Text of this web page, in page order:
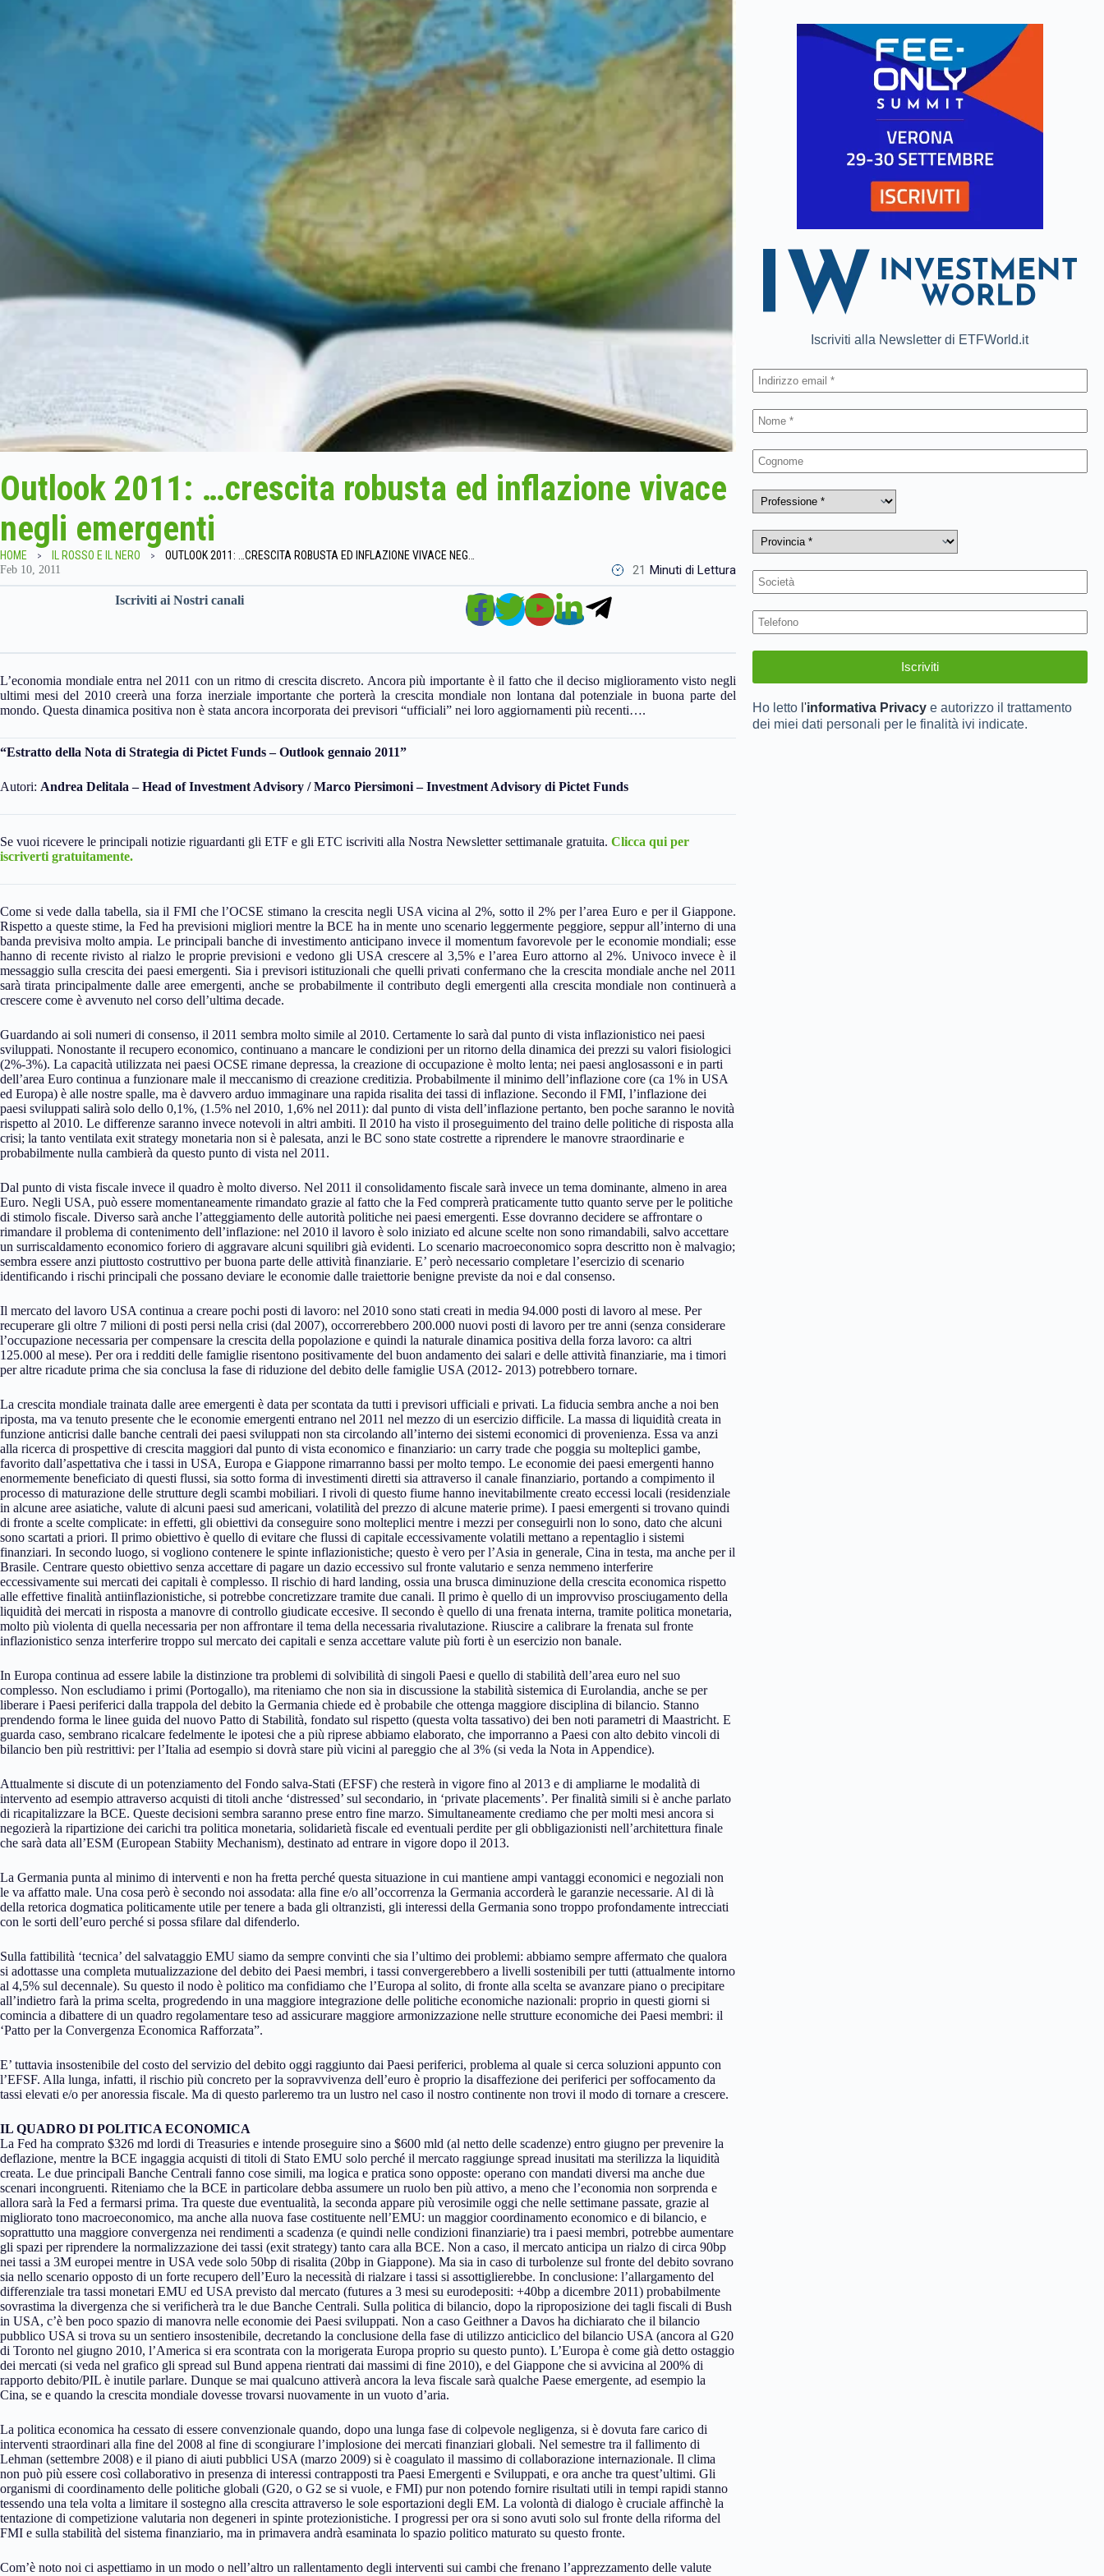
Outlook 2011: …crescita robusta ed inflazione vivace
negli emergenti
HOME IL ROSSO E IL NERO
Feb 10, 2011 21 Minuti di Lettura
Iscriviti ai Nostri canali
L’economia mondiale entra nel 2011 con un ritmo di crescita discreto. Ancora più importante è il fatto che il deciso miglioramento visto negli
ultimi mesi del 2010 creerà una forza inerziale importante che porterà la crescita mondiale non lontana dal potenziale in buona parte del
mondo. Questa dinamica positiva non è stata ancora incorporata dei previsori “ufficiali” nei loro aggiornamenti più recenti….
“Estratto della Nota di Strategia di Pictet Funds –Outlook gennaio 2011”
Autori: Andrea Delitala – Head of Investment Advisory / Marco Piersimoni – Investment Advisory di Pictet Funds
Se vuoi ricevere le principali notizie riguardanti gli ETF e gli ETC iscriviti alla Nostra Newsletter settimanale gratuita. Clicca qui per
iscriverti gratuitamente.
Come si vede dalla tabella, sia il FMI che l’OCSE stimano la crescita negli USA vicina al 2%, sotto il 2% per l’area Euro e per il Giappone.
Rispetto a queste stime, la Fed ha previsioni migliori mentre la BCE ha in mente uno scenario leggermente peggiore, seppur all’interno di una
banda previsiva molto ampia. Le principali banche di investimento anticipano invece il momentum favorevole per le economie mondiali; esse
hanno di recente rivisto al rialzo le proprie previsioni e vedono gli USA crescere al 3,5% e l’area Euro attorno al 2%. Univoco invece è il
messaggio sulla crescita dei paesi emergenti. Sia i previsori istituzionali che quelli privati confermano che la crescita mondiale anche nel 2011
sarà tirata principalmente dalle aree emergenti, anche se probabilmente il contributo degli emergenti alla crescita mondiale non continuerà a
crescere come è avvenuto nel corso dell’ultima decade.
Guardando ai soli numeri di consenso, il 2011 sembra molto simile al 2010. Certamente lo sarà dal punto di vista inflazionistico nei paesi
sviluppati. Nonostante il recupero economico, continuano a mancare le condizioni per un ritorno della dinamica dei prezzi su valori fisiologici
(2%-3%). La capacità utilizzata nei paesi OCSE rimane depressa, la creazione di occupazione è molto lenta; nei paesi anglosassoni e in parti
dell’area Euro continua a funzionare male il meccanismo di creazione creditizia. Probabilmente il minimo dell’inflazione core (ca 1% in USA
ed Europa) è alle nostre spalle, ma è davvero arduo immaginare una rapida risalita dei tassi di inflazione. Secondo il FMI, l’inflazione dei
paesi sviluppati salirà solo dello 0,1%, (1.5% nel 2010, 1,6% nel 2011): dal punto di vista dell’inflazione pertanto, ben poche saranno le novità
rispetto al 2010. Le differenze saranno invece notevoli in altri ambiti. Il 2010 ha visto il proseguimento del traino delle politiche di risposta alla
crisi; la tanto ventilata exit strategy monetaria non si è palesata, anzi le BC sono state costrette a riprendere le manovre straordinarie e
probabilmente nulla cambierà da questo punto di vista nel 2011.
Dal punto di vista fiscale invece il quadro è molto diverso. Nel 2011 il consolidamento fiscale sarà invece un tema dominante, almeno in area
Euro. Negli USA, può essere momentaneamente rimandato grazie al fatto che la Fed comprerà praticamente tutto quanto serve per le politiche
di stimolo fiscale. Diverso sarà anche l’atteggiamento delle autorità politiche nei paesi emergenti. Esse dovranno decidere se affrontare o
rimandare il problema di contenimento dell’inflazione: nel 2010 il lavoro è solo iniziato ed alcune scelte non sono rimandabili, salvo accettare
un surriscaldamento economico foriero di aggravare alcuni squilibri già evidenti. Lo scenario macroeconomico sopra descritto non è malvagio;
sembra essere anzi piuttosto costruttivo per buona parte delle attività finanziarie. E’ però necessario completare l’esercizio di scenario
identificando i rischi principali che possano deviare le economie dalle traiettorie benigne previste da noi e dal consenso.
Il mercato del lavoro USA continua a creare pochi posti di lavoro: nel 2010 sono stati creati in media 94.000 posti di lavoro al mese. Per
recuperare gli oltre 7 milioni di posti persi nella crisi (dal 2007), occorrerebbero 200.000 nuovi posti di lavoro per tre anni (senza considerare
l’occupazione necessaria per compensare la crescita della popolazione e quindi la naturale dinamica positiva della forza lavoro: ca altri
125.000 al mese). Per ora i redditi delle famiglie risentono positivamente del buon andamento dei salari e delle attività finanziarie, ma i timori
per altre ricadute prima che sia conclusa la fase di riduzione del debito delle famiglie USA (2012- 2013) potrebbero tornare.
La crescita mondiale trainata dalle aree emergenti è data per scontata da tutti i previsori ufficiali e privati. La fiducia sembra anche a noi ben
riposta, ma va tenuto presente che le economie emergenti entrano nel 2011 nel mezzo di un esercizio difficile. La massa di liquidità creata in
funzione anticrisi dalle banche centrali dei paesi sviluppati non sta circolando all’interno dei sistemi economici di provenienza. Essa va anzi
alla ricerca di prospettive di crescita maggiori dal punto di vista economico e finanziario: un carry trade che poggia su molteplici gambe,
favorito dall’aspettativa che i tassi in USA, Europa e Giappone rimarranno bassi per molto tempo. Le economie dei paesi emergenti hanno
enormemente beneficiato di questi flussi, sia sotto forma di investimenti diretti sia attraverso il canale finanziario, portando a compimento il
processo di maturazione delle strutture degli scambi mobiliari. I rivoli di questo fiume hanno inevitabilmente creato eccessi locali (residenziale
in alcune aree asiatiche, valute di alcuni paesi sud americani, volatilità del prezzo di alcune materie prime). I paesi emergenti si trovano quindi
di fronte a scelte complicate: in effetti, gli obiettivi da conseguire sono molteplici mentre i mezzi per conseguirli non lo sono, dato che alcuni
sono scartati a priori. Il primo obiettivo è quello di evitare che flussi di capitale eccessivamente volatili mettano a repentaglio i sistemi
finanziari. In secondo luogo, si vogliono contenere le spinte inflazionistiche; questo è vero per l’Asia in generale, Cina in testa, ma anche per il
Brasile. Centrare questo obiettivo senza accettare di pagare un dazio eccessivo sul fronte valutario e senza nemmeno interferire
eccessivamente sui mercati dei capitali è complesso. Il rischio di hard landing, ossia una brusca diminuzione della crescita economica rispetto
alle effettive finalità antiinflazionistiche, si potrebbe concretizzare tramite due canali. Il primo è quello di un improvviso prosciugamento della
liquidità dei mercati in risposta a manovre di controllo giudicate eccesive. Il secondo è quello di una frenata interna, tramite politica monetaria,
molto più violenta di quella necessaria per non affrontare il tema della necessaria rivalutazione. Riuscire a calibrare la frenata sul fronte
inflazionistico senza interferire troppo sul mercato dei capitali e senza accettare valute più forti è un esercizio non banale.
In Europa continua ad essere labile la distinzione tra problemi di solvibilità di singoli Paesi e quello di stabilità dell’area euro nel suo
complesso. Non escludiamo i primi (Portogallo), ma riteniamo che non sia in discussione la stabilità sistemica di Eurolandia, anche se per
liberare i Paesi periferici dalla trappola del debito la Germania chiede ed è probabile che ottenga maggiore disciplina di bilancio. Stanno
prendendo forma le linee guida del nuovo Patto di Stabilità, fondato sul rispetto (questa volta tassativo) dei ben noti parametri di Maastricht. E
guarda caso, sembrano ricalcare fedelmente le ipotesi che a più riprese abbiamo elaborato, che imporranno a Paesi con alto debito vincoli di
bilancio ben più restrittivi: per l’Italia ad esempio si dovrà stare più vicini al pareggio che al 3% (si veda la Nota in Appendice).
Attualmente si discute di un potenziamento del Fondo salva-Stati (EFSF) che resterà in vigore fino al 2013 e di ampliarne le modalità di
intervento ad esempio attraverso acquisti di titoli anche ‘distressed’ sul secondario, in ‘private placements’. Per finalità simili si è anche parlato
di ricapitalizzare la BCE. Queste decisioni sembra saranno prese entro fine marzo. Simultaneamente crediamo che per molti mesi ancora si
negozierà la ripartizione dei carichi tra politica monetaria, solidarietà fiscale ed eventuali perdite per gli obbligazionisti nell’architettura finale
che sarà data all’ESM (European Stabiity Mechanism), destinato ad entrare in vigore dopo il 2013.
La Germania punta al minimo di interventi e non ha fretta perché questa situazione in cui mantiene ampi vantaggi economici e negoziali non
le va affatto male. Una cosa però è secondo noi assodata: alla fine e/o all’occorrenza la Germania accorderà le garanzie necessarie. Al di là
della retorica dogmatica politicamente utile per tenere a bada gli oltranzisti, gli interessi della Germania sono troppo profondamente intrecciati
con le sorti dell’euro perché si possa sfilare dal difenderlo.
Sulla fattibilità ‘tecnica’ del salvataggio EMU siamo da sempre convinti che sia l’ultimo dei problemi: abbiamo sempre affermato che qualora
si adottasse una completa mutualizzazione del debito dei Paesi membri, i tassi convergerebbero a livelli sostenibili per tutti (attualmente intorno
al 4,5% sul decennale). Su questo il nodo è politico ma confidiamo che l’Europa al solito, di fronte alla scelta se avanzare piano o precipitare
all’indietro farà la prima scelta, progredendo in una maggiore integrazione delle politiche economiche nazionali: proprio in questi giorni si
comincia a dibattere di un quadro regolamentare teso ad assicurare maggiore armonizzazione nelle strutture economiche dei Paesi membri: il
‘Patto per la Convergenza Economica Rafforzata”.
E’ tuttavia insostenibile del costo del servizio del debito oggi raggiunto dai Paesi periferici, problema al quale si cerca soluzioni appunto con
l’EFSF. Alla lunga, infatti, il rischio più concreto per la sopravvivenza dell’euro è proprio la disaffezione dei periferici per soffocamento da
tassi elevati e/o per anoressia fiscale. Ma di questo parleremo tra un lustro nel caso il nostro continente non trovi il modo di tornare a crescere.
IL QUADRO DI POLITICA ECONOMICA
La Fed ha comprato $326 md lordi di Treasuries e intende proseguire sino a $600 mld (al netto delle scadenze) entro giugno per prevenire la
deflazione, mentre la BCE ingaggia acquisti di titoli di Stato EMU solo perché il mercato raggiunge spread inusitati ma sterilizza la liquidità
creata. Le due principali Banche Centrali fanno cose simili, ma logica e pratica sono opposte: operano con mandati diversi ma anche due
scenari incongruenti. Riteniamo che la BCE in particolare debba assumere un ruolo ben più attivo, a meno che l’economia non sorprenda e
allora sarà la Fed a fermarsi prima. Tra queste due eventualità, la seconda appare più verosimile oggi che nelle settimane passate, grazie al
migliorato tono macroeconomico, ma anche alla nuova fase costituente nell’EMU: un maggior coordinamento economico e di bilancio, e
soprattutto una maggiore convergenza nei rendimenti a scadenza (e quindi nelle condizioni finanziarie) tra i paesi membri, potrebbe aumentare
gli spazi per riprendere la normalizzazione dei tassi (exit strategy) tanto cara alla BCE. Non a caso, il mercato anticipa un rialzo di circa 90bp
nei tassi a 3M europei mentre in USA vede solo 50bp di risalita (20bp in Giappone). Ma sia in caso di turbolenze sul fronte del debito sovrano
sia nello scenario opposto di un forte recupero dell’Euro la necessità di rialzare i tassi si assottiglierebbe. In conclusione: l’allargamento del
differenziale tra tassi monetari EMU ed USA previsto dal mercato (futures a 3 mesi su eurodepositi: +40bp a dicembre 2011) probabilmente
sovrastima la divergenza che si verificherà tra le due Banche Centrali. Sulla politica di bilancio, dopo la riproposizione dei tagli fiscali di Bush
in USA, c’è ben poco spazio di manovra nelle economie dei Paesi sviluppati. Non a caso Geithner a Davos ha dichiarato che il bilancio
pubblico USA si trova su un sentiero insostenibile, decretando la conclusione della fase di utilizzo anticiclico del bilancio USA (ancora al G20
di Toronto nel giugno 2010, l’America si era scontrata con la morigerata Europa proprio su questo punto). L’Europa è come già detto ostaggio
dei mercati (si veda nel grafico gli spread sul Bund appena rientrati dai massimi di fine 2010), e del Giappone che si avvicina al 200% di
rapporto debito/PIL è inutile parlare. Dunque se mai qualcuno attiverà ancora la leva fiscale sarà qualche Paese emergente, ad esempio la
Cina, se e quando la crescita mondiale dovesse trovarsi nuovamente in un vuoto d’aria.
La politica economica ha cessato di essere convenzionale quando, dopo una lunga fase di colpevole negligenza, si è dovuta fare carico di
interventi straordinari alla fine del 2008 al fine di scongiurare l’implosione dei mercati finanziari globali. Nel semestre tra il fallimento di
Lehman (settembre 2008) e il piano di aiuti pubblici USA (marzo 2009) si è coagulato il massimo di collaborazione internazionale. Il clima
non può più essere così collaborativo in presenza di interessi contrapposti tra Paesi Emergenti e Sviluppati, e ora anche tra quest’ultimi. Gli
organismi di coordinamento delle politiche globali (G20, o G2 se si vuole, e FMI) pur non potendo fornire risultati utili in tempi rapidi stanno
tessendo una tela volta a limitare il sostegno alla crescita attraverso le sole esportazioni degli EM. La volontà di dialogo è cruciale affinchè la
tentazione di competizione valutaria non degeneri in spinte protezionistiche. I progressi per ora si sono avuti solo sul fronte della riforma del
FMI e sulla stabilità del sistema finanziario, ma in primavera andrà esaminata lo spazio politico maturato su questo fronte.
Com’è noto noi ci aspettiamo in un modo o nell’altro un rallentamento degli interventi sui cambi che frenano l’apprezzamento delle valute
Iscriviti alla Newsletter di ETFWorld.it
Ho letto l'informativa Privacye autorizzo il trattamento
dei miei dati personali per le finalità ivi indicate.